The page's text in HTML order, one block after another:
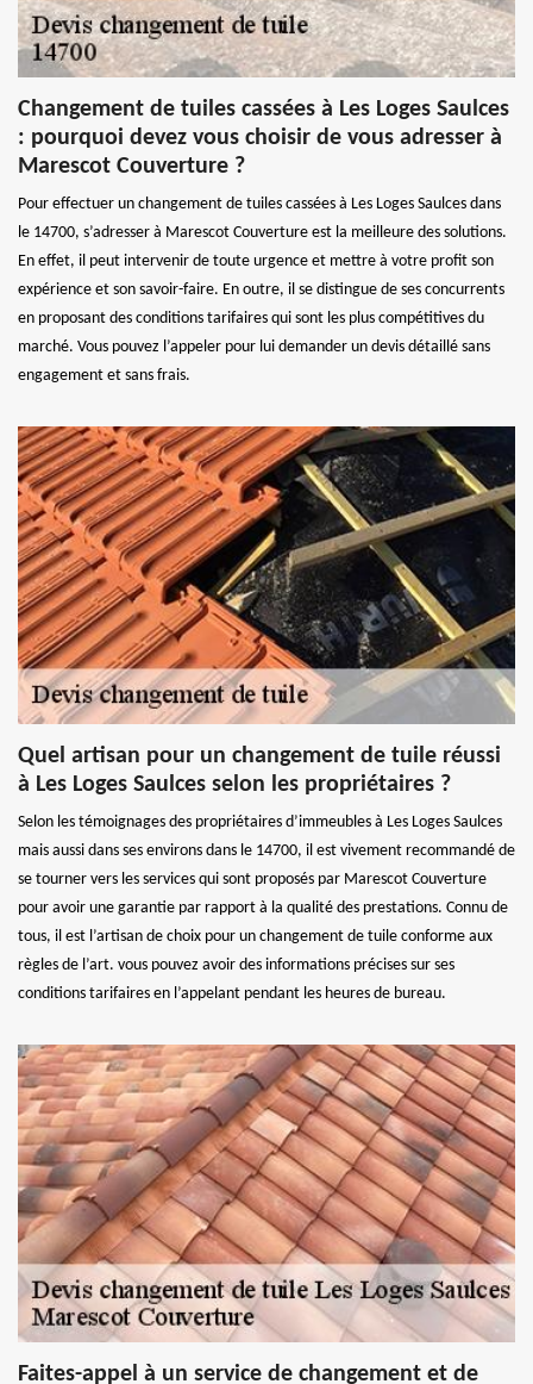
Changement de tuiles cassées à Les Loges Saulces
: pourquoi devez vous choisir de vous adresser à
Marescot Couverture ?
Pour effectuer un changement de tuiles cassées à Les Loges Saulces dans
le 14700, s’adresser à Marescot Couverture est la meilleure des solutions.
En effet, il peut intervenir de toute urgence et mettre à votre profit son
expérience et son savoir-faire. En outre, il se distingue de ses concurrents
en proposant des conditions tarifaires qui sont les plus compétitives du
marché. Vous pouvez l’appeler pour lui demander un devis détaillé sans
engagement et sans frais.
Quel artisan pour un changement de tuile réussi
à Les Loges Saulces selon les propriétaires ?
Selon les témoignages des propriétaires d’immeubles à Les Loges Saulces
mais aussi dans ses environs dans le 14700, il est vivement recommandé de
se tourner vers les services qui sont proposés par Marescot Couverture
pour avoir une garantie par rapport à la qualité des prestations. Connu de
tous, il est l’artisan de choix pour un changement de tuile conforme aux
règles de l’art. vous pouvez avoir des informations précises sur ses
conditions tarifaires en l’appelant pendant les heures de bureau.
Faites-appel à un service de changement et de